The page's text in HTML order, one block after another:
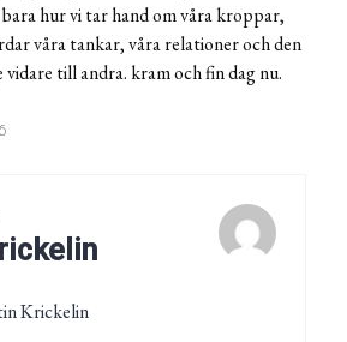
hur vi tar hand om våra kroppar,
våra tankar, våra relationer och den
vidare till andra. kram och fin dag nu.
Krickelin